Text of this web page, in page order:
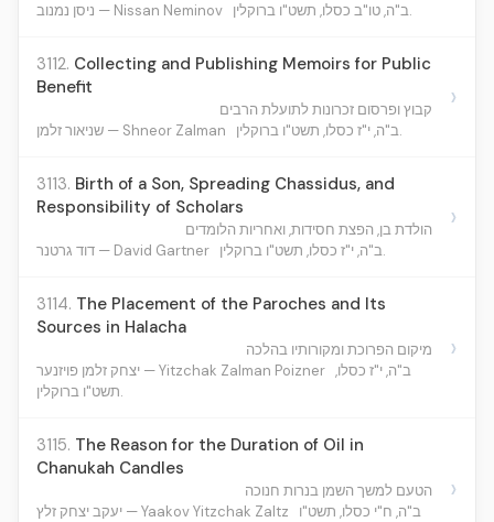
ניסן נמנוב — Nissan Neminov
ב"ה, טו"ב כסלו, תשט"ו ברוקלין.
3112. Collecting and Publishing Memoirs for Public
Benefit
קבוץ ופרסום זכרונות לתועלת הרבים
שניאור זלמן — Shneor Zalman
ב"ה, י"ז כסלו, תשט"ו ברוקלין.
›
3113. Birth of a Son, Spreading Chassidus, and
Responsibility of Scholars
הולדת בן, הפצת חסידות, ואחריות הלומדים
דוד גרטנר — David Gartner
ב"ה, י"ז כסלו, תשט"ו ברוקלין.
›
3114. The Placement of the Paroches and Its
Sources in Halacha
מיקום הפרוכת ומקורותיו בהלכה
יצחק זלמן פויזנער — Yitzchak Zalman Poizner ב"ה, י"ז כסלו,
תשט"ו ברוקלין.
›
3115. The Reason for the Duration of Oil in
Chanukah Candles
הטעם למשך השמן בנרות חנוכה
יעקב יצחק זלץ — Yaakov Yitzchak Zaltz
ב"ה, ח"י כסלו, תשט"ו
›